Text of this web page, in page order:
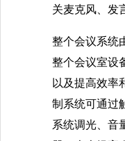
关麦克风、发
整个会议系统
整个会议室设
以及提高效率
制系统可通过
系统调光、音